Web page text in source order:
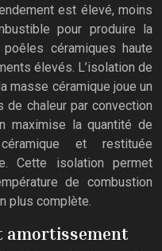
est élevé, moins
pour produire la
céramiques haute
élevés. L’isolation de
masse céramique joue un
de chaleur par convection
maximise la quantité de
et restituée
Cette isolation permet
de combustion
plus complète.
amortissement